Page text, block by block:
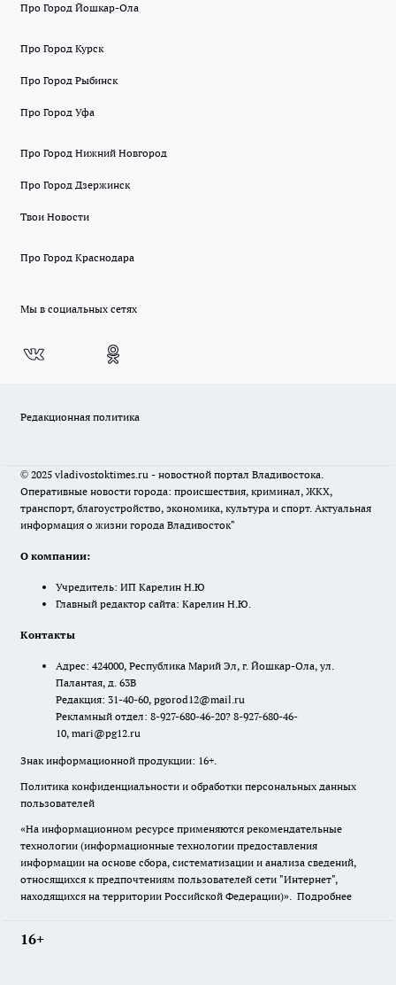
Про Город Йошкар-Ола
Про Город Курск
Про Город Рыбинск
Про Город Уфа
Про Город Нижний Новгород
Про Город Дзержинск
Твои Новости
Про Город Краснодара
Мы в социальных сетях
Редакционная политика
© 2025 vladivostoktimes.ru - новостной портал Владивостока.
Оперативные новости города: происшествия, криминал, ЖКХ,
транспорт, благоустройство, экономика, культура и спорт. Актуальная
информация о жизни города Владивосток"
О компании:
Учредитель: ИП Карелин Н.Ю
Главный редактор сайта: Карелин Н.Ю.
Контакты
Адрес: 424000, Республика Марий Эл, г. Йошкар-Ола, ул.
Палантая, д. 63В
Редакция: 31-40-60, pgorod12@mail.ru
Рекламный отдел: 8-927-680-46-20? 8-927-680-46-
10, mari@pg12.ru
Знак информационной продукции: 16+.
Политика конфиденциальности и обработки персональных данных
пользователей
«На информационном ресурсе применяются рекомендательные
технологии (информационные технологии предоставления
информации на основе сбора, систематизации и анализа сведений,
относящихся к предпочтениям пользователей сети "Интернет",
находящихся на территории Российской Федерации)». Подробнее
16+